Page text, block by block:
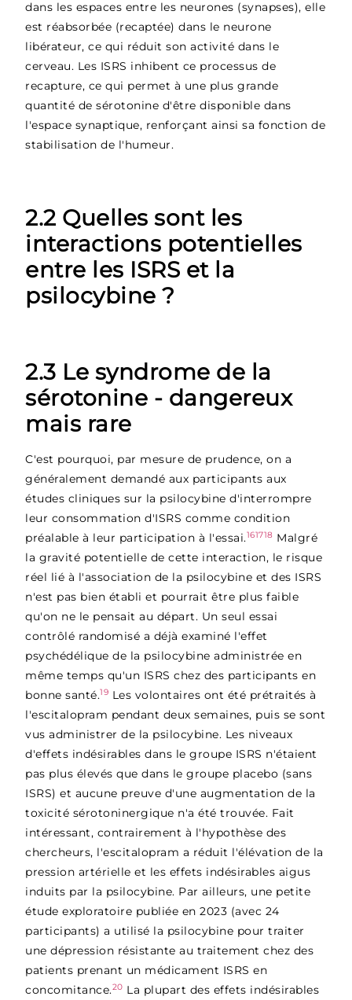
dans les espaces entre les neurones (synapses), elle
est réabsorbée (recaptée) dans le neurone
libérateur, ce qui réduit son activité dans le
cerveau. Les ISRS inhibent ce processus de
recapture, ce qui permet à une plus grande
quantité de sérotonine d'être disponible dans
l'espace synaptique, renforçant ainsi sa fonction de
stabilisation de l'humeur.
2.2 Quelles sont les
interactions potentielles
entre les ISRS et la
psilocybine ?
2.3 Le syndrome de la
sérotonine - dangereux
mais rare
C'est pourquoi, par mesure de prudence, on a
généralement demandé aux participants aux
études cliniques sur la psilocybine d'interrompre
leur consommation d'ISRS comme condition
préalable à leur participation à l'essai.161718 Malgré
la gravité potentielle de cette interaction, le risque
réel lié à l'association de la psilocybine et des ISRS
n'est pas bien établi et pourrait être plus faible
qu'on ne le pensait au départ. Un seul essai
contrôlé randomisé a déjà examiné l'effet
psychédélique de la psilocybine administrée en
même temps qu'un ISRS chez des participants en
bonne santé.19 Les volontaires ont été prétraités à
l'escitalopram pendant deux semaines, puis se sont
vus administrer de la psilocybine. Les niveaux
d'effets indésirables dans le groupe ISRS n'étaient
pas plus élevés que dans le groupe placebo (sans
ISRS) et aucune preuve d'une augmentation de la
toxicité sérotoninergique n'a été trouvée. Fait
intéressant, contrairement à l'hypothèse des
chercheurs, l'escitalopram a réduit l'élévation de la
pression artérielle et les effets indésirables aigus
induits par la psilocybine. Par ailleurs, une petite
étude exploratoire publiée en 2023 (avec 24
participants) a utilisé la psilocybine pour traiter
une dépression résistante au traitement chez des
patients prenant un médicament ISRS en
concomitance.20 La plupart des effets indésirables